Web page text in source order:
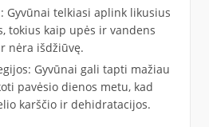
Gyvūnai telkiasi aplink likusius
tokius kaip upės ir vandens
nėra išdžiūvę.
Gyvūnai gali tapti mažiau
pavėsio dienos metu, kad
karščio ir dehidratacijos.